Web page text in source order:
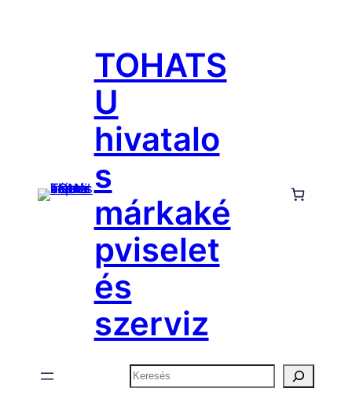
TOHATS
U
hivatalo
s
márkaké
pviselet
és
szerviz
Keresés